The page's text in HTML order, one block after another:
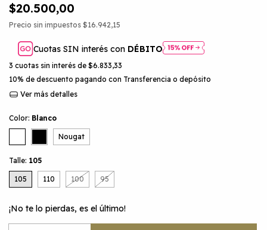
$20.500,00
Precio sin impuestos $16.942,15
Cuotas SIN interés con DÉBITO
3 cuotas sin interés de $6.833,33
10% de descuento pagando con Transferencia o depósito
Ver más detalles
Color: Blanco
Nougat
Talle: 105
105 110 100 95
¡No te lo pierdas, es el último!